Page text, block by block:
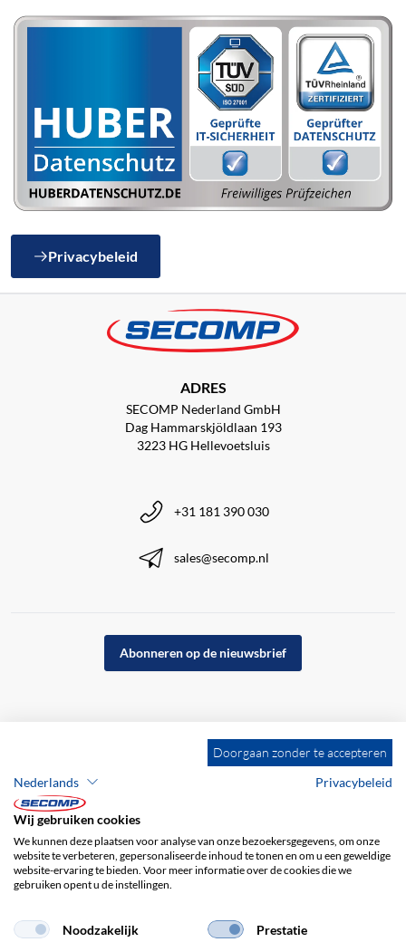
Privacybeleid
ADRES
SECOMP Nederland GmbH
Dag Hammarskjöldlaan 193
3223 HG Hellevoetsluis
+31 181 390 030
sales@secomp.nl
Abonneren op de nieuwsbrief
Bedrijfsgegevens
Privacybeleid
Doorgaan zonder te accepteren
Nederlands
Privacybeleid
Wij gebruiken cookies
We kunnen deze plaatsen voor analyse van onze bezoekersgegevens, om onze
website te verbeteren, gepersonaliseerde inhoud te tonen en om u een geweldige
website-ervaring te bieden. Voor meer informatie over de cookies die we
gebruiken opent u de instellingen.
Noodzakelijk Prestatie